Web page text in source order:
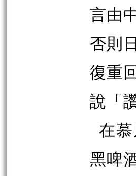
言由
否則
復重
說「
在
黑啤